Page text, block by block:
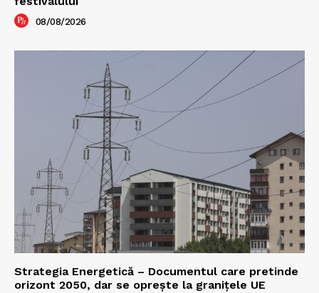
08/08/2026
Strategia Energetică – Documentul care pretinde
orizont 2050, dar se oprește la granițele UE